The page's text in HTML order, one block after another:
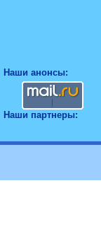
Наши анонсы:
Наши партнеры: